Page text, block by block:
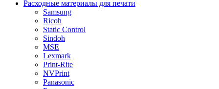
Расходные материалы для печати
Samsung
Ricoh
Static Control
Sindoh
MSE
Lexmark
Print-Rite
NVPrint
Panasonic